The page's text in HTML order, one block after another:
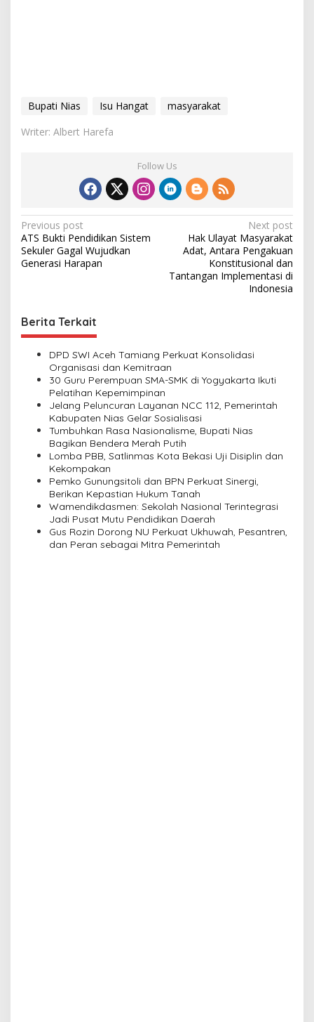
Bupati Nias Isu Hangat
masyarakat
Writer: Albert Harefa
Follow Us
P
o
s
a
Previous post
ATS Bukti Pendidikan Sistem
Sekuler Gagal Wujudkan
Generasi Harapan
Next post
Hak Ulayat Masyarakat
Adat, Antara Pengakuan
Konstitusional dan
Tantangan Implementasi di
Indonesia
Berita Terkait
DPD SWI Aceh Tamiang Perkuat Konsolidasi
Organisasi dan Kemitraan
30 Guru Perempuan SMA-SMK di Yogyakarta Ikuti
Pelatihan Kepemimpinan
Jelang Peluncuran Layanan NCC 112, Pemerintah
Kabupaten Nias Gelar Sosialisasi
Tumbuhkan Rasa Nasionalisme, Bupati Nias
Bagikan Bendera Merah Putih
Lomba PBB, Satlinmas Kota Bekasi Uji Disiplin dan
Kekompakan
Pemko Gunungsitoli dan BPN Perkuat Sinergi,
Berikan Kepastian Hukum Tanah
Wamendikdasmen: Sekolah Nasional Terintegrasi
Jadi Pusat Mutu Pendidikan Daerah
Gus Rozin Dorong NU Perkuat Ukhuwah, Pesantren,
dan Peran sebagai Mitra Pemerintah